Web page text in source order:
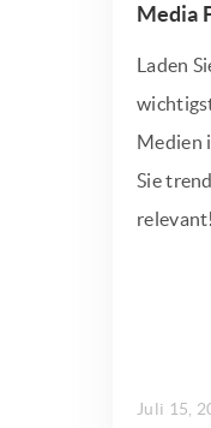
Media
Laden
Medien
Sie
relevant!
Juli 15,